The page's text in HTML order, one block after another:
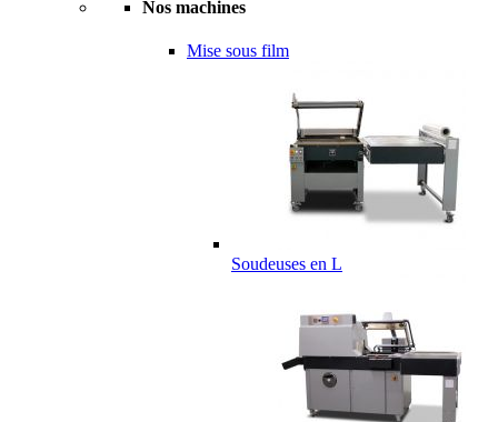
Nos machines
Mise sous film
Soudeuses en L